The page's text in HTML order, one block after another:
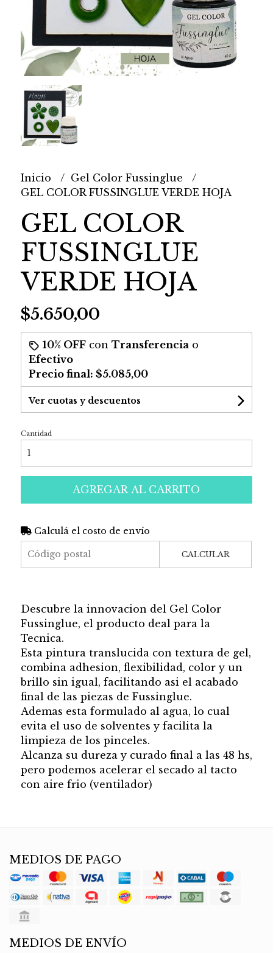
Inicio
Gel Color Fussinglue
GEL COLOR FUSSINGLUE VERDE HOJA
GEL COLOR
FUSSINGLUE
VERDE HOJA
$5.650,00
10% OFFcon Transferencia o
Efectivo
Precio final: $5.085,00
Ver cuotas y descuentos
Cantidad
AGREGAR AL CARRITO
Calculá el costo de envío
CALCULAR
Descubre la innovacion del Gel Color
Fussinglue, el producto deal para la
Tecnica.
Esta pintura translucida con textura de gel,
combina adhesion, flexibilidad, color y un
brillo sin igual, facilitando asi el acabado
final de las piezas de Fussinglue.
Ademas esta formulado al agua, lo cual
evita el uso de solventes y facilita la
limpieza de los pinceles.
Alcanza su dureza y curado final a las 48 hs,
pero podemos acelerar el secado al tacto
con aire frio (ventilador)
MEDIOS DE PAGO
MEDIOS DE ENVÍO